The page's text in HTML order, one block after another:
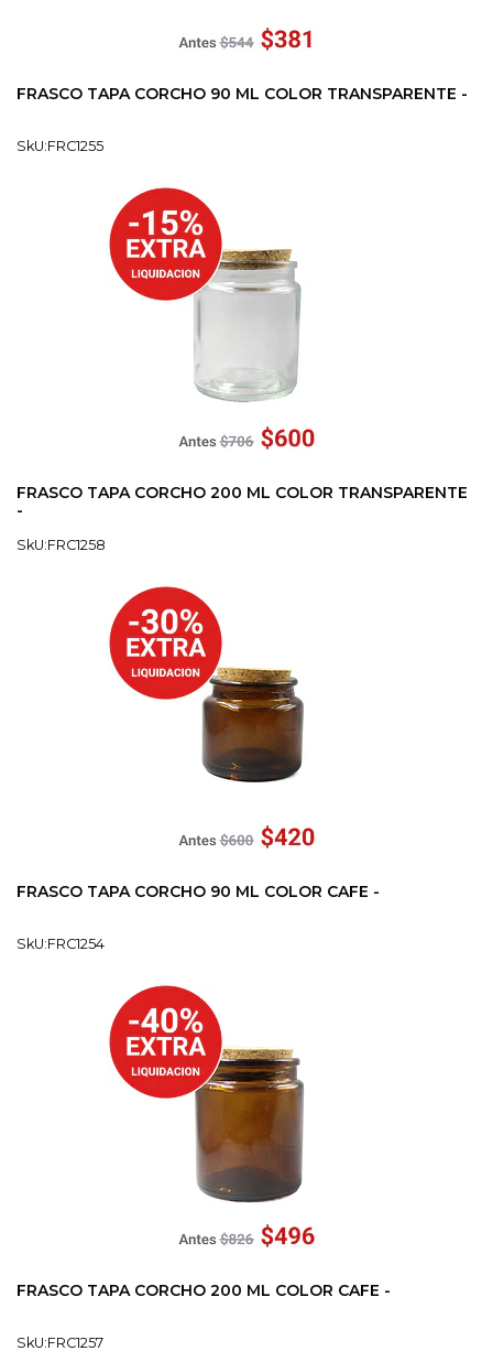
FRASCO TAPA CORCHO 90 ML COLOR TRANSPARENTE -
SkU:FRC1255
FRASCO TAPA CORCHO 200 ML COLOR TRANSPARENTE
-
SkU:FRC1258
FRASCO TAPA CORCHO 90 ML COLOR CAFE -
SkU:FRC1254
FRASCO TAPA CORCHO 200 ML COLOR CAFE -
SkU:FRC1257